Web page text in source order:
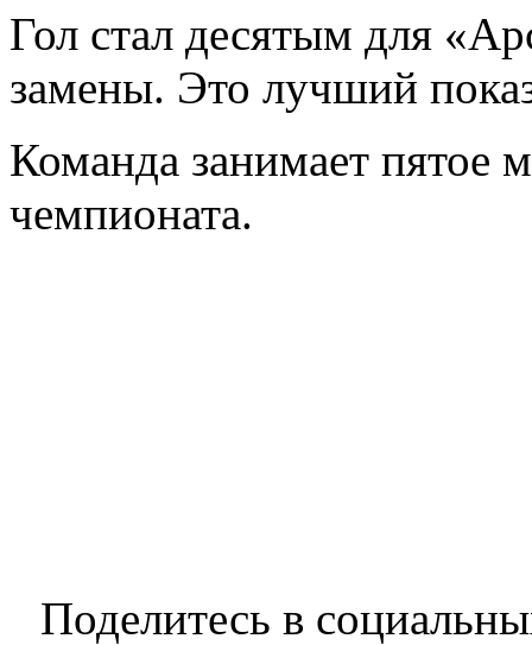
Гол стал десятым для
замены. Это лучший
Команда занимает пятое
чемпионата.
Поделитесь в